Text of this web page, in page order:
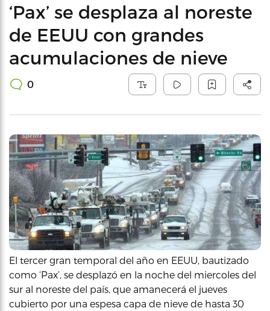
‘Pax’ se desplaza al noreste
de EEUU con grandes
acumulaciones de nieve
0
El tercer gran temporal del año en EEUU, bautizado
como ‘Pax’, se desplazó en la noche del miercoles del
sur al noreste del país, que amanecerá el jueves
cubierto por una espesa capa de nieve de hasta 30